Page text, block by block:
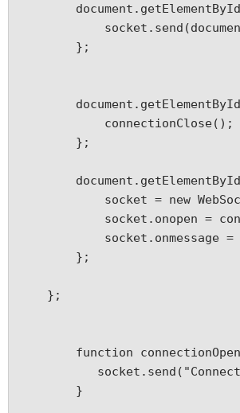
        };
            connectionClose();
        };
socket = new
socket.onopen =
socket.onmessage =
        };
    };
function
	}